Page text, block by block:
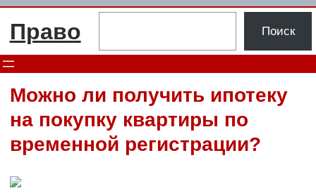
Перейти
Право Поиск
Можно ли получить ипотеку
на покупку квартиры по
временной регистрации?